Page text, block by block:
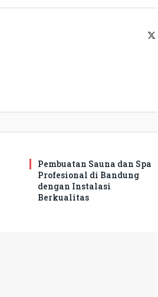
Pembuatan Sauna dan Spa
Profesional di Bandung
dengan Instalasi
Berkualitas